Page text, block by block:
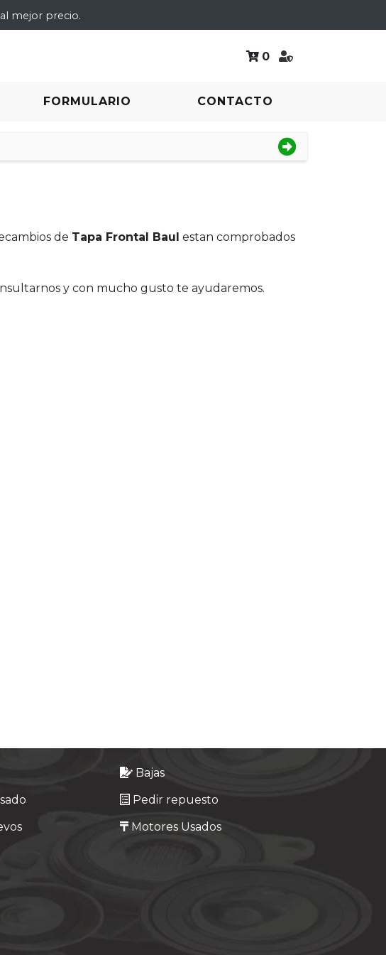
al mejor precio.
0
FORMULARIO CONTACTO
de Tapa Frontal Baul estan comprobados
y con mucho gusto te ayudaremos.
Bajas
Pedir repuesto
Motores Usados